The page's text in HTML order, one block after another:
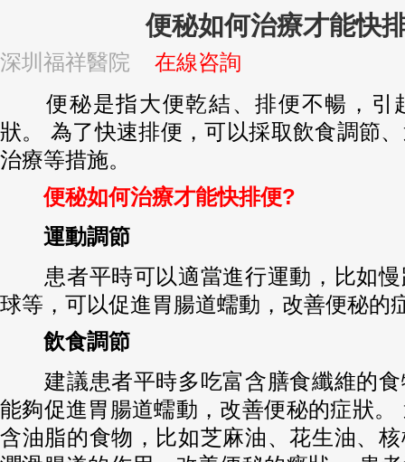
便秘如何治療才能快
深圳福祥醫院
在線咨詢
便秘是指大便乾結、排便不暢，引
狀。 為了快速排便，可以採取飲食調節
治療等措施。
便秘如何治療才能快排便?
運動調節
患者平時可以適當進行運動，比如慢
球等，可以促進胃腸道蠕動，改善便秘的
飲食調節
建議患者平時多吃富含膳食纖維的食
能夠促進胃腸道蠕動，改善便秘的症狀。
含油脂的食物，比如芝麻油、花生油、